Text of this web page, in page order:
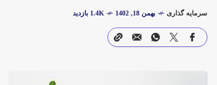
سرمایه گذاری بهمن 18, 1402 1.4K بازدید